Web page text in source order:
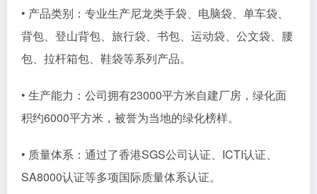
• 产品类别：专业生产尼龙类手袋、电脑袋、单车袋、
背包、登山背包、旅行袋、书包、运动袋、公文袋、腰
包、拉杆箱包、鞋袋等系列产品。
• 生产能力：公司拥有23000平方米自建厂房，绿化面
积约6000平方米，被誉为当地的绿化榜样。
• 质量体系：通过了香港SGS公司认证、ICTI认证、
SA8000认证等多项国际质量体系认证。